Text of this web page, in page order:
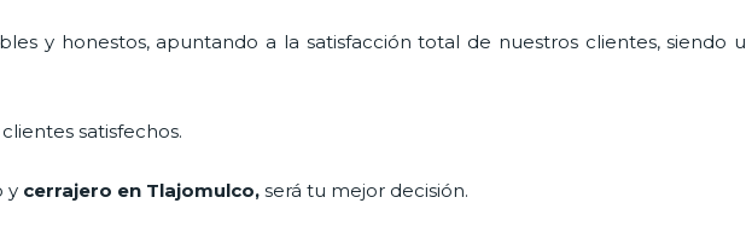
y honestos, apuntando a la satisfacción total de nuestros clientes, siendo
satisfechos.
y cerrajero en Tlajomulco,será tu mejor decisión.